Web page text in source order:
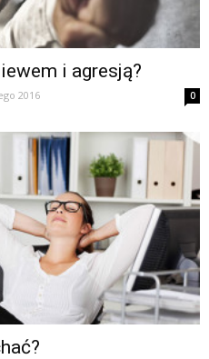
i agresją?
2016 0